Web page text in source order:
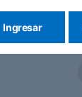
Ingresar